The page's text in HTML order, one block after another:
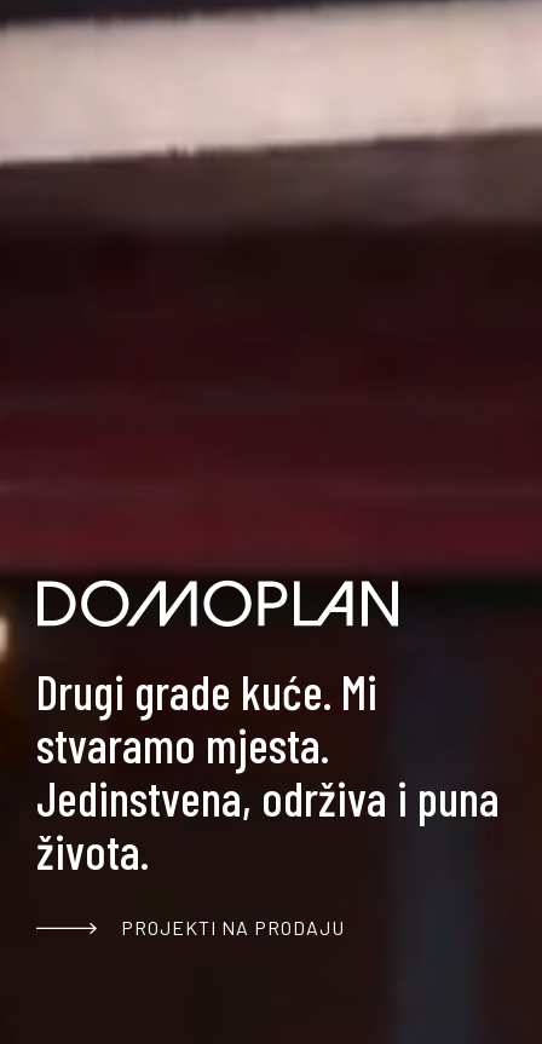
Drugi grade kuće. Mi
stvaramo mjesta.
Jedinstvena, održiva i puna
života.
PROJEKTI NA PRODAJU